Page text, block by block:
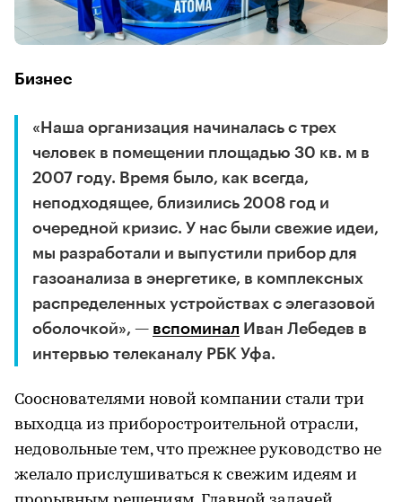
Бизнес
«Наша организация начиналась с трех
человек в помещении площадью 30 кв. м в
2007 году. Время было, как всегда,
неподходящее, близились 2008 год и
очередной кризис. У нас были свежие идеи,
мы разработали и выпустили прибор для
газоанализа в энергетике, в комплексных
распределенных устройствах с элегазовой
оболочкой», — вспоминал Иван Лебедев в
интервью телеканалу РБК Уфа.
Сооснователями новой компании стали три
выходца из приборостроительной отрасли,
недовольные тем, что прежнее руководство не
желало прислушиваться к свежим идеям и